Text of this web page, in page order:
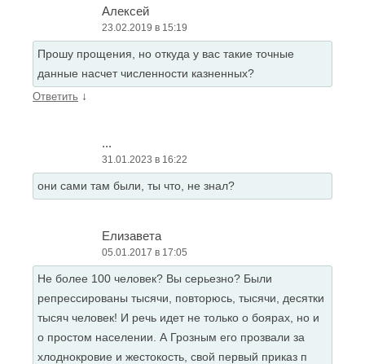
Алексей
23.02.2019 в 15:19
Прошу прощения, но откуда у вас такие точные
данные насчет численности казненных?
Ответить ↓
...
31.01.2023 в 16:22
они сами там были, ты что, не знал?
Елизавета
05.01.2017 в 17:05
Не более 100 человек? Вы серьезно? Были
репрессированы тысячи, повторюсь, тысячи, десятки
тысяч человек! И речь идет не только о боярах, но и
о простом населении. А Грозным его прозвали за
хлоднокровие и жестокость, свой первый приказ п